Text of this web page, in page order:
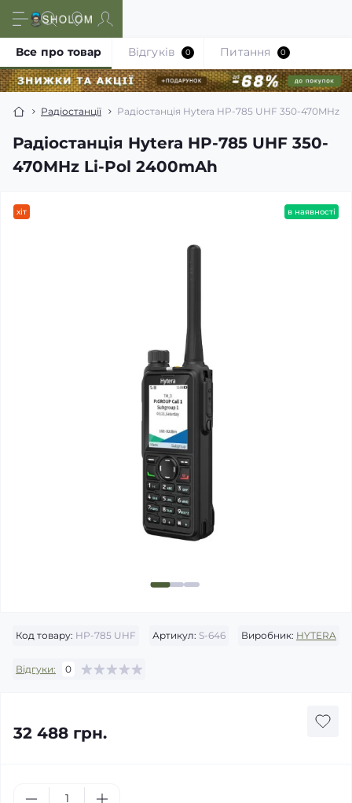
Радіостанції Радіостанція Hytera HP-785 UHF 350-470MHz
Радіостанція Hytera HP-785 UHF 350-
470MHz Li-Pol 2400mAh
Все про товар Відгуків 0 Питання 0
хіт в наявності
Код товару: HP-785 UHF Артикул: S-646 Виробник: HYTERA
Відгуки: 0
32 488 грн.